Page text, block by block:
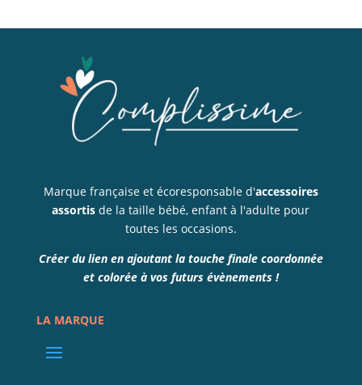
Marque française et écoresponsable d'accessoires
assortis de la taille bébé, enfant à l'adulte pour
toutes les occasions.
Créer du lien en ajoutant la touche finale coordonnée
et colorée à vos futurs évènements !
LA MARQUE